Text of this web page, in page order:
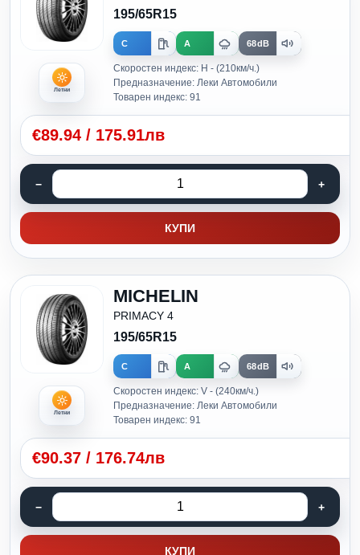
Летни
195/65R15
C A 68dB
Скоростен индекс: H - (210км/ч.)
Предназначение: Леки Автомобили
Товарен индекс: 91
€89.94 / 175.91лв
КУПИ
Летни
MICHELIN
PRIMACY 4
195/65R15
C A 68dB
Скоростен индекс: V - (240км/ч.)
Предназначение: Леки Автомобили
Товарен индекс: 91
€90.37 / 176.74лв
КУПИ